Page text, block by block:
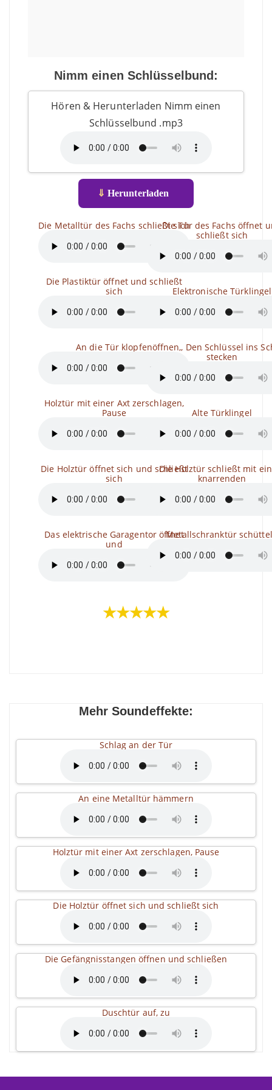
Nimm einen Schlüsselbund:
Hören & Herunterladen Nimm einen
Schlüsselbund .mp3
⇓ Herunterladen
Die Metalltür des Fachs schließt sich
Die Plastiktür öffnet und schließt
sich
An die Tür klopfen
Holztür mit einer Axt zerschlagen,
Pause
Die Holztür öffnet sich und schließt
sich
Das elektrische Garagentor öffnet
und
Die Tür des Fachs öffnet
schließt sich
Elektronische Türklingel
öffnen,, Den Schlüssel ins
stecken
Alte Türklingel
Die Holztür schließt mit
knarrenden
Metallschranktür
★★★★★
Mehr Soundeffekte:
Schlag an der Tür
An eine Metalltür hämmern
Holztür mit einer Axt zerschlagen, Pause
Die Holztür öffnet sich und schließt sich
Die Gefängnisstangen öffnen und schließen
Duschtür auf, zu